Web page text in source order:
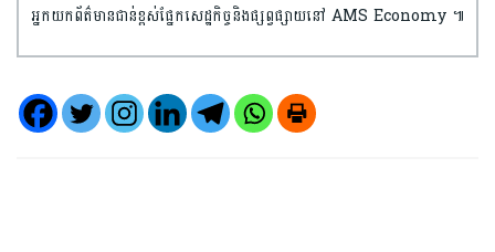
អ្នកយកព័ត៌មានជាន់ខ្ពស់ផ្នែកសេដ្ឋកិច្ចនិង​ផ្សព្វផ្សាយនៅ AMS Economy ៕